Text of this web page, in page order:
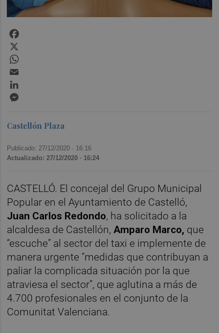
Castellón Plaza
Publicado: 27/12/2020 · 16:16
Actualizado: 27/12/2020 · 16:24
CASTELLÓ. El concejal del Grupo Municipal
Popular en el Ayuntamiento de Castelló,
Juan Carlos Redondo, ha solicitado a la
alcaldesa de Castellón, Amparo Marco, que
“escuche” al sector del taxi e implemente de
manera urgente “medidas que contribuyan a
paliar la complicada situación por la que
atraviesa el sector”, que aglutina a más de
4.700 profesionales en el conjunto de la
Comunitat Valenciana.